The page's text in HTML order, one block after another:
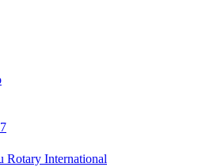
Rotary International